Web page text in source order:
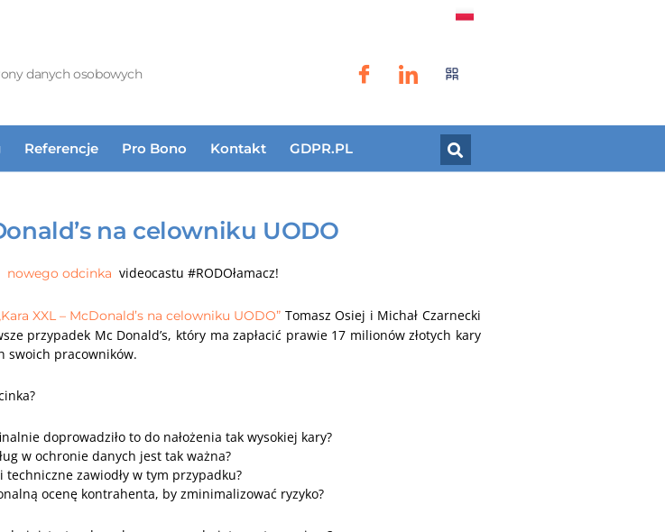
danych osobowych
Referencje Pro Bono Kontakt GDPR.PL
na celowniku UODO
nowego odcinka videocastu #RODOłamacz!
XXL – McDonald’s na celowniku UODO” Tomasz Osiej i Michał Czarnecki
przypadek Mc Donald’s, który ma zapłacić prawie 17 milionów złotych kary
swoich pracowników.
doprowadziło to do nałożenia tak wysokiej kary?
w ochronie danych jest tak ważna?
techniczne zawiodły w tym przypadku?
ocenę kontrahenta, by zminimalizować ryzyko?